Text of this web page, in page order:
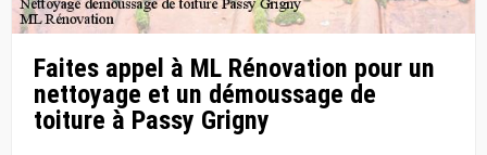
Faites appel à ML Rénovation pour un
nettoyage et un démoussage de
toiture à Passy Grigny